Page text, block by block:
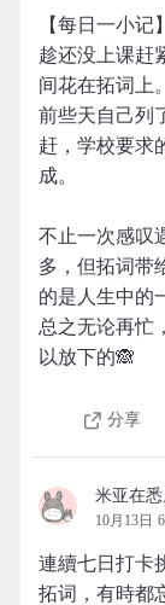
【每日一小记】
趁还没上课赶
间花在拓词上
前些天自己列
赶，学校要求
成。
不止一次感叹
多，但拓词带
的是人生中的
总之无论再忙
以放下的🙈
分享
米亚在
10月13日
連續七日打卡
拓词，有時都